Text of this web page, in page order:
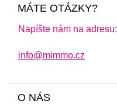
MÁTE OTÁZKY?
Napíšte nám na adresu:
info@mimmo.cz
O NÁS